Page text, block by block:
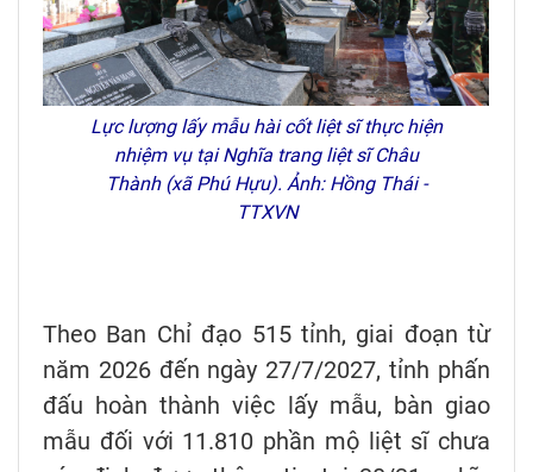
Lực lượng lấy mẫu hài cốt liệt sĩ thực hiện
nhiệm vụ tại Nghĩa trang liệt sĩ Châu
Thành (xã Phú Hựu). Ảnh: Hồng Thái -
TTXVN
Theo Ban Chỉ đạo 515 tỉnh, giai đoạn từ
năm 2026 đến ngày 27/7/2027, tỉnh phấn
đấu hoàn thành việc lấy mẫu, bàn giao
mẫu đối với 11.810 phần mộ liệt sĩ chưa